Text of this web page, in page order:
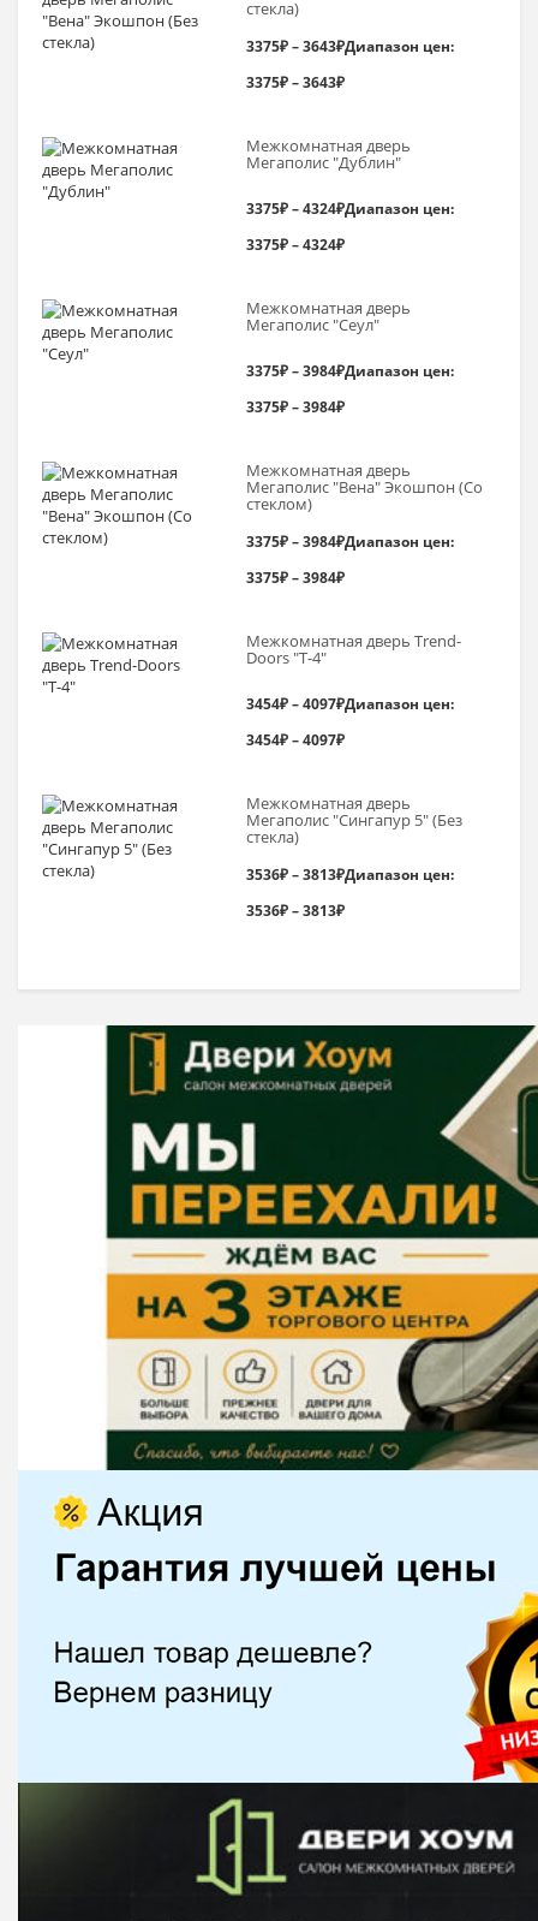
стекла)
3375₽–3643₽Диапазон цен:
3375₽ – 3643₽
Межкомнатная дверь
Мегаполис "Дублин"
3375₽–4324₽Диапазон цен:
3375₽ – 4324₽
Межкомнатная дверь
Мегаполис "Сеул"
3375₽–3984₽Диапазон цен:
3375₽ – 3984₽
Межкомнатная дверь
Мегаполис "Вена" Экошпон (Со
стеклом)
3375₽–3984₽Диапазон цен:
3375₽ – 3984₽
Межкомнатная дверь Trend-
Doоrs "Т-4"
3454₽–4097₽Диапазон цен:
3454₽ – 4097₽
Межкомнатная дверь
Мегаполис "Сингапур 5" (Без
стекла)
3536₽–3813₽Диапазон цен:
3536₽ – 3813₽